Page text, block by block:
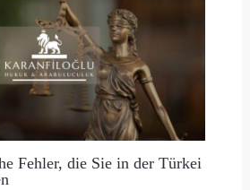
Fehler, die Sie in der Türkei